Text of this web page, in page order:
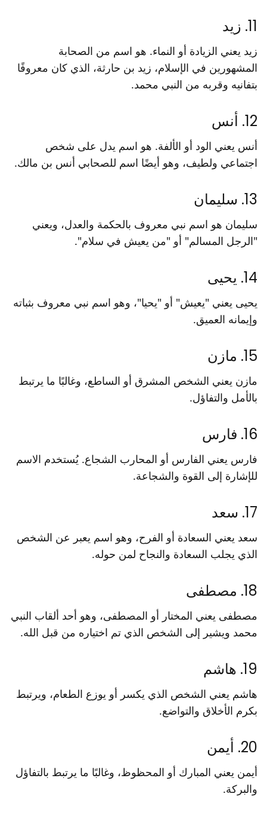
11. زيد
زيد يعني الزيادة أو النماء. هو اسم من الصحابة
المشهورين في الإسلام، زيد بن حارثة، الذي كان معروفًا
بتفانيه وقربه من النبي محمد.
12. أنس
أنس يعني الود أو الألفة. هو اسم يدل على شخص
اجتماعي ولطيف، وهو أيضًا اسم للصحابي أنس بن مالك.
13. سليمان
سليمان هو اسم نبي معروف بالحكمة والعدل، ويعني
"الرجل المسالم" أو "من يعيش في سلام".
14. يحيى
يحيى يعني "يعيش" أو "يحيا"، وهو اسم نبي معروف بثباته
وإيمانه العميق.
15. مازن
مازن يعني الشخص المشرق أو الساطع، وغالبًا ما يرتبط
بالأمل والتفاؤل.
16. فارس
فارس يعني الفارس أو المحارب الشجاع. يُستخدم الاسم
للإشارة إلى القوة والشجاعة.
17. سعد
سعد يعني السعادة أو الفرح، وهو اسم يعبر عن الشخص
الذي يجلب السعادة والنجاح لمن حوله.
18. مصطفى
مصطفى يعني المختار أو المصطفى، وهو أحد ألقاب النبي
محمد ويشير إلى الشخص الذي تم اختياره من قبل الله.
19. هاشم
هاشم يعني الشخص الذي يكسر أو يوزع الطعام، ويرتبط
بكرم الأخلاق والتواضع.
20. أيمن
أيمن يعني المبارك أو المحظوظ، وغالبًا ما يرتبط بالتفاؤل
والبركة.